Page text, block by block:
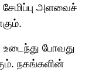
சேமிப்பு அளவைச்
உடைந்து போவது
நகங்களின்